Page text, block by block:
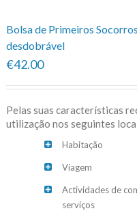
Bolsa de Primeiros
desdobrável
€42.00
Pelas suas características
utilização nos seguintes
Habitação
Viagem
Actividades de
serviços